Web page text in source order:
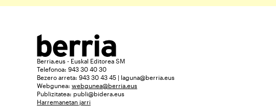
Berria.eus - Euskal Editorea SM
Telefonoa: 943 30 40 30
Bezero arreta: 943 30 43 45 | laguna@berria.eus
Webgunea: webgunea@berria.eus
Publizitatea: publi@bidera.eus
Harremanetan jarri